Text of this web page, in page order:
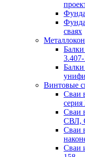
сваях
Винтовые
Сваи
серия
Сваи
СВЛ,
Сваи
Сваи